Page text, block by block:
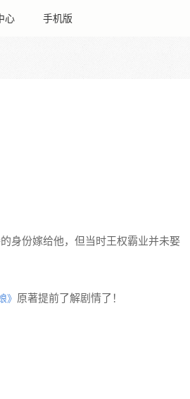
心 手机版
身份嫁给他，但当时王权霸业并未娶
》 原著提前了解剧情了！